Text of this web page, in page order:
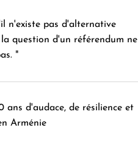
n'existe pas d'alternative
la question d'un référendum ne
"
ans d'audace, de résilience et
Arménie